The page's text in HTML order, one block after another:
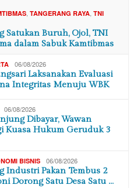
TANGERANG RAYA TNI
Satukan Buruh, Ojol, TNI
dalam Sabuk Kamtibmas
06/08/2026
Laksanakan Evaluasi
Integritas Menuju WBK
06/08/2026
Dibayar, Wawan
Kuasa Hukum Geruduk 3
BISNIS 06/08/2026
Industri Pakan Tembus 2
Dorong Satu Desa Satu …